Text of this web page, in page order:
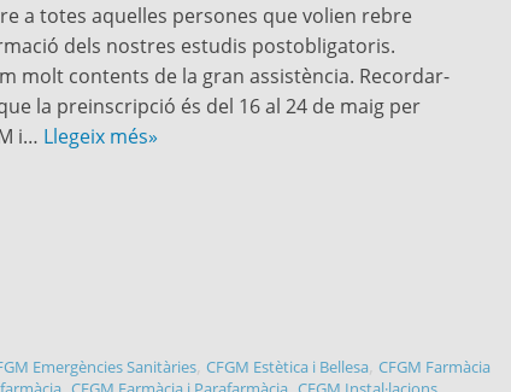
a totes aquelles persones que volien rebre
dels nostres estudis postobligatoris.
molt contents de la gran assistència. Recordar-
la preinscripció és del 16 al 24 de maig per
i… Llegeix més»
Emergències Sanitàries ,CFGM Estètica i Bellesa ,CFGM Farmàcia